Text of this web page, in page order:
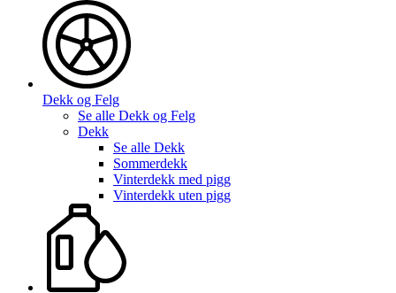
Dekk og Felg
Se alle Dekk og Felg
Dekk
Se alle Dekk
Sommerdekk
Vinterdekk med pigg
Vinterdekk uten pigg